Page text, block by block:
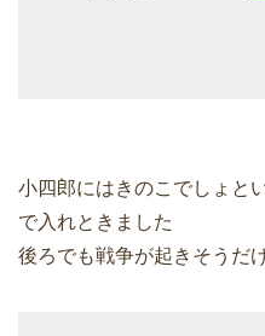
小四郎にはきのこでしょと
で入れときました
後ろでも戦争が起きそうだ